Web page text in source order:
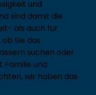
und
sind damit die
als auch für
Sie das
suchen oder
und
wir haben das